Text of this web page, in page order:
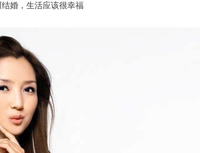
婚，生活应该很幸福